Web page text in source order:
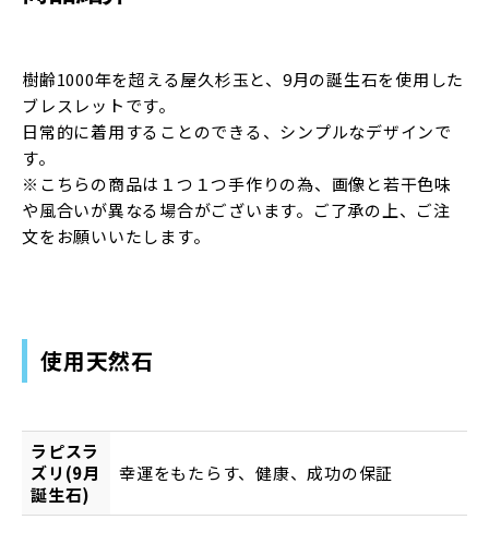
樹齢1000年を超える屋久杉玉と、9月の誕生石を使用した
ブレスレットです。
日常的に着用することのできる、シンプルなデザインで
す。
※こちらの商品は１つ１つ手作りの為、画像と若干色味
や風合いが異なる場合がございます。ご了承の上、ご注
文をお願いいたします。
使用天然石
ラピスラ
ズリ(9月
誕生石)
幸運をもたらす、健康、成功の保証